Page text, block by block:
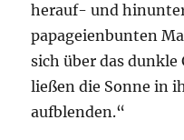
herauf- und
papageienbunten
sich über das
ließen die Sonne in
aufblenden.“